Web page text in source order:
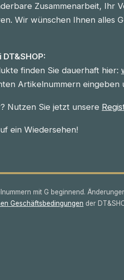
Zusammenarbeit, Ihr
Wir wünschen Ihnen alles
finden Sie dauerhaft hier:
Artikelnummern
Nutzen Sie jetzt unsere
ein Wiedersehen!
mit G beginnend.
Geschäftsbedingungen der